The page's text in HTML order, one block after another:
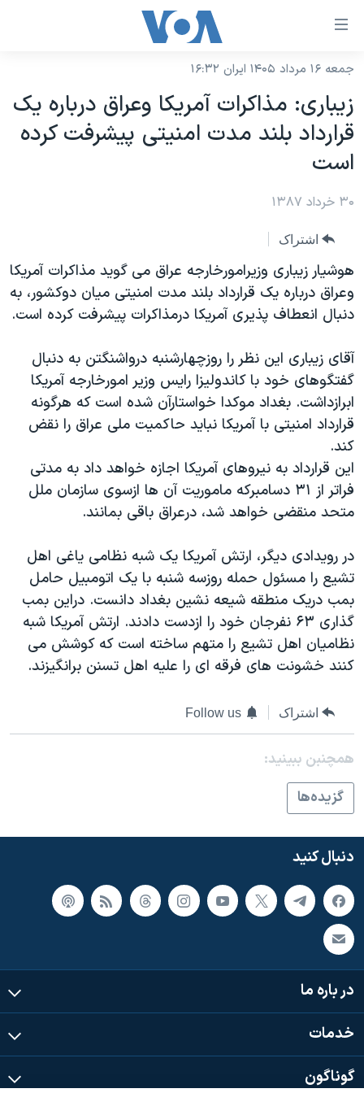
لینکهای
دسترسی
جهش
به
محتوای
اصلی
به
صفحه
جهش
به
جستجو
نسخه سبک وب‌سایت
موضوع ها
آمریکا
جهان
ورزشی
گزیده‌ها
ویژه برنامه‌ها
ویدیوها
فرهنگ و زندگی
حقوق شهروندی
علم و فناوری
اسرائیل در جنگ
آرشیو پخش زنده
برنامه های تلویزیونی
جدول برنامه ها
صفحه‌های ویژه
جام جهانی ۲۰۲۶
عملیات خشم حماسی
۲۵۰سالگی آمریکا
بایگانی برنامه‌های تلویزیونی
مستندها
انتخابات ریاست جمهوری آمریکا ۲۰۲۴
رمز مهسا
ورزش زنان در ایران
مجموعه مستندهای دادخواهی
تریبونال مردمی آبان ۹۸
دادگاه حمید نوری
چهل سال گروگان‌گیری
قانون شفافیت دارائی کادر رهبری ایران
اسرائیل در جنگ
نرگس محمدی برنده جایزه نوبل صلح
همایش محافظه‌کاران آمریکا «سی‌پک»
سفر پرزیدنت ترامپ به چین
فرکانس‌های صدای آمریکا
پخش رادیویی
دنبال کنید
زبانهای مختلف
جمعه ۱۶ مرداد ۱۴۰۵ ایران ۱۶:۳۲
زیباری: مذاکرات آمریکا وعراق درباره یک
قرارداد بلند مدت امنیتی پیشرفت کرده
است
۳۰ خرداد ۱۳۸۷
اشتراک
هوشیار زیباری وزیرامورخارجه عراق می گوید مذاکرات آمریکا
وعراق درباره یک قرارداد بلند مدت امنیتی میان دوکشور، به
دنبال انعطاف پذیری آمریکا درمذاکرات پیشرفت کرده است.
آقای زیباری این نظر را روزچهارشنبه درواشنگتن به دنبال
گفتگوهای خود با کاندولیزا رایس وزیر امورخارجه آمریکا
ابرازداشت. بغداد موکدا خواستارآن شده است که هرگونه
قرارداد امنیتی با آمریکا نباید حاکمیت ملی عراق را نقض
کند.
این قرارداد به نیروهای آمریکا اجازه خواهد داد به مدتی
فراتر از ۳۱ دسامبرکه ماموریت آن ها ازسوی سازمان ملل
متحد منقضی خواهد شد، درعراق باقی بمانند.
در رویدادی دیگر، ارتش آمریکا یک شبه نظامی یاغی اهل
تشیع را مسئول حمله روزسه شنبه با یک اتومبیل حامل
بمب دریک منطقه شیعه نشین بغداد دانست. دراین بمب
گذاری ۶۳ نفرجان خود را ازدست دادند. ارتش آمریکا شبه
نظامیان اهل تشیع را متهم ساخته است که کوشش می
کنند خشونت های فرقه ای را علیه اهل تسنن برانگیزند.
اشتراک Follow us
همچنبن ببینید:
گزيده‌ها
دنبال کنید
در باره ما
خدمات
گوناگون